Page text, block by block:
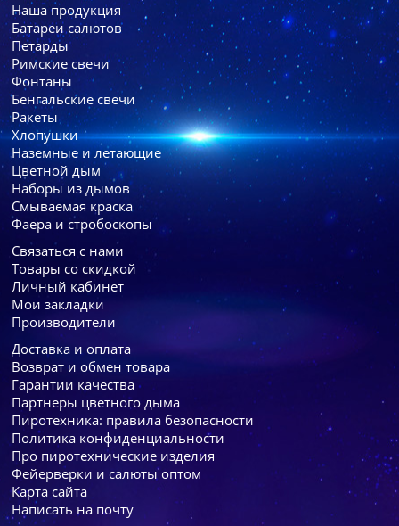
Наша продукция
Батареи cалютов
Петарды
Римские свечи
Фонтаны
Бенгальские свечи
Ракеты
Хлопушки
Наземные и летающие
Цветной дым
Наборы из дымов
Смываемая краска
Фаера и стробоскопы
Связаться с нами
Товары со скидкой
Личный кабинет
Мои закладки
Производители
Доставка и оплата
Возврат и обмен товара
Гарантии качества
Партнеры цветного дыма
Пиротехника: правила безопасности
Политика конфиденциальности
Про пиротехнические изделия
Фейерверки и салюты оптом
Карта сайта
Написать на почту